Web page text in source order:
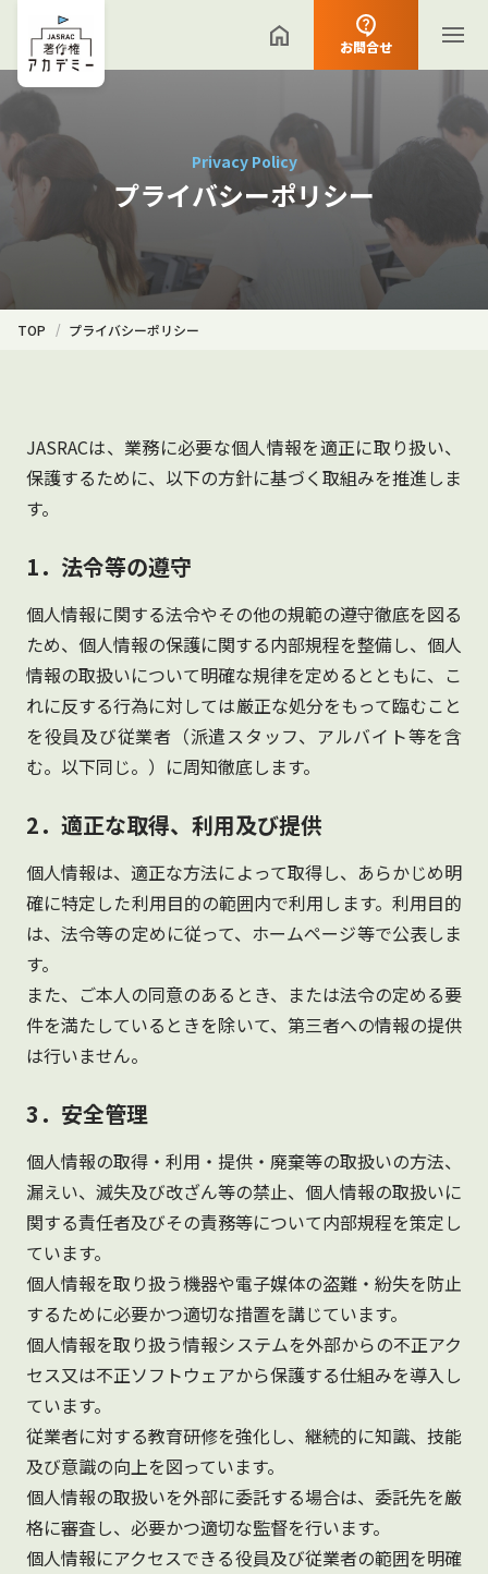
お問合せ
Privacy Policy
プライバシーポリシー
TOP プライバシーポリシー
JASRACは、業務に必要な個人情報を適正に取り扱い、
保護するために、以下の方針に基づく取組みを推進しま
す。
1．法令等の遵守
個人情報に関する法令やその他の規範の遵守徹底を図る
ため、個人情報の保護に関する内部規程を整備し、個人
情報の取扱いについて明確な規律を定めるとともに、こ
れに反する行為に対しては厳正な処分をもって臨むこと
を役員及び従業者（派遣スタッフ、アルバイト等を含
む。以下同じ。）に周知徹底します。
2．適正な取得、利用及び提供
個人情報は、適正な方法によって取得し、あらかじめ明
確に特定した利用目的の範囲内で利用します。利用目的
は、法令等の定めに従って、ホームページ等で公表しま
す。
また、ご本人の同意のあるとき、または法令の定める要
件を満たしているときを除いて、第三者への情報の提供
は行いません。
3．安全管理
個人情報の取得・利用・提供・廃棄等の取扱いの方法、
漏えい、滅失及び改ざん等の禁止、個人情報の取扱いに
関する責任者及びその責務等について内部規程を策定し
ています。
個人情報を取り扱う機器や電子媒体の盗難・紛失を防止
するために必要かつ適切な措置を講じています。
個人情報を取り扱う情報システムを外部からの不正アク
セス又は不正ソフトウェアから保護する仕組みを導入し
ています。
従業者に対する教育研修を強化し、継続的に知識、技能
及び意識の向上を図っています。
個人情報の取扱いを外部に委託する場合は、委託先を厳
格に審査し、必要かつ適切な監督を行います。
個人情報にアクセスできる役員及び従業者の範囲を明確